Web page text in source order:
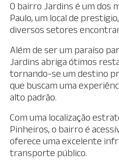
O bairro Jardins é um dos
Paulo, um local de
diversos setores
Além de ser um paraíso
Jardins abriga ótimos
tornando-se um destino
que buscam uma
alto padrão.
Com uma localização
Pinheiros, o bairro é
oferece uma excelente
transporte público.